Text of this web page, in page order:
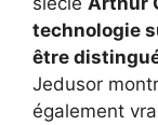
technologie
être
Jedusor
également